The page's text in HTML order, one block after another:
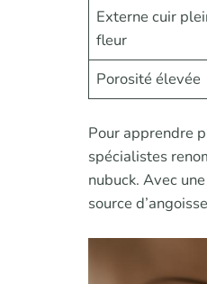
Externe cuir
fleur
Porosité élevée
Pour apprendre
spécialistes
nubuck. Avec
source